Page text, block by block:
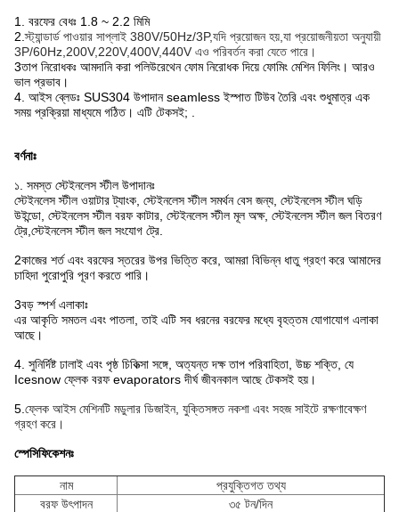
1. বরফের বেধঃ 1.8 ~ 2.2 মিমি
2.স্ট্যান্ডার্ড পাওয়ার সাপ্লাই 380V/50Hz/3P,যদি প্রয়োজন হয়,যা প্রয়োজনীয়তা অনুযায়ী
3P/60Hz,200V,220V,400V,440V এও পরিবর্তন করা যেতে পারে।
3তাপ নিরোধকঃ আমদানি করা পলিউরেথেন ফোম নিরোধক দিয়ে ফোমিং মেশিন ফিলিং। আরও
ভাল প্রভাব।
4. আইস ব্লেডঃ SUS304 উপাদান seamless ইস্পাত টিউব তৈরি এবং শুধুমাত্র এক
সময় প্রক্রিয়া মাধ্যমে গঠিত। এটি টেকসই; .
বর্ণনাঃ
১. সমস্ত স্টেইনলেস স্টীল উপাদানঃ
স্টেইনলেস স্টীল ওয়াটার ট্যাংক, স্টেইনলেস স্টীল সমর্থন বেস জন্য, স্টেইনলেস স্টীল ঘড়ি
উইন্ডো, স্টেইনলেস স্টীল বরফ কাটার, স্টেইনলেস স্টীল মূল অক্ষ, স্টেইনলেস স্টীল জল বিতরণ
ট্রে,স্টেইনলেস স্টীল জল সংযোগ ট্রে.
2কাজের শর্ত এবং বরফের স্তরের উপর ভিত্তি করে, আমরা বিভিন্ন ধাতু গ্রহণ করে আমাদের
চাহিদা পুরোপুরি পূরণ করতে পারি।
3বড় স্পর্শ এলাকাঃ
এর আকৃতি সমতল এবং পাতলা, তাই এটি সব ধরনের বরফের মধ্যে বৃহত্তম যোগাযোগ এলাকা
আছে।
4. সুনির্দিষ্ট ঢালাই এবং পৃষ্ঠ চিকিত্সা সঙ্গে, অত্যন্ত দক্ষ তাপ পরিবাহিতা, উচ্চ শক্তি, যে
Icesnow ফ্লেক বরফ evaporators দীর্ঘ জীবনকাল আছে টেকসই হয়।
5. ফ্লেক আইস মেশিনটি মডুলার ডিজাইন, যুক্তিসঙ্গত নকশা এবং সহজ সাইটে রক্ষণাবেক্ষণ
গ্রহণ করে।
স্পেসিফিকেশনঃ
নাম
প্রযুক্তিগত তথ্য
বরফ উৎপাদন
৩৫ টন/দিন